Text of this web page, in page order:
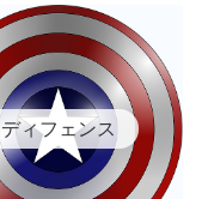
ディフェンス